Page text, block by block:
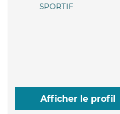
SPORTIF
Afficher le profil